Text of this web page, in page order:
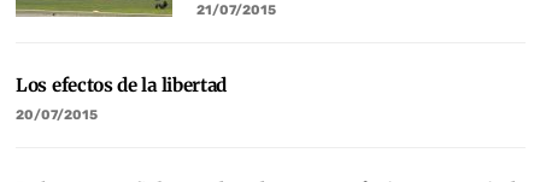
21/07/2015
Los efectos de la libertad
20/07/2015